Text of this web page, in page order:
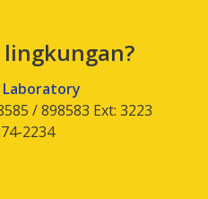
Laboratory
/ 898583 Ext: 3223
2234